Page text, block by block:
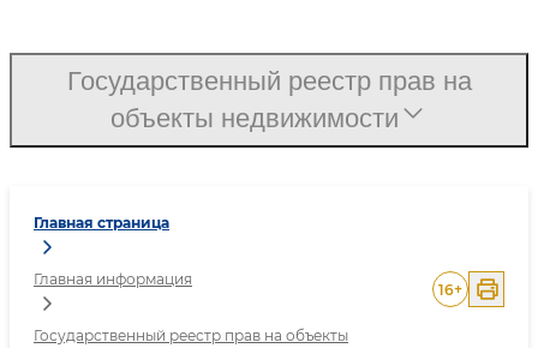
Главная страница
Главная информация
Государственный реестр прав на объекты
16+
Государственный реестр прав на
объекты недвижимости